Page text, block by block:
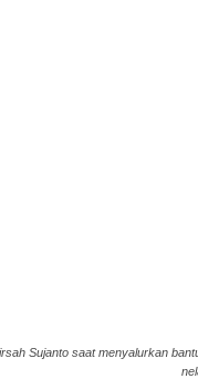
Sujanto saat menyalurkan